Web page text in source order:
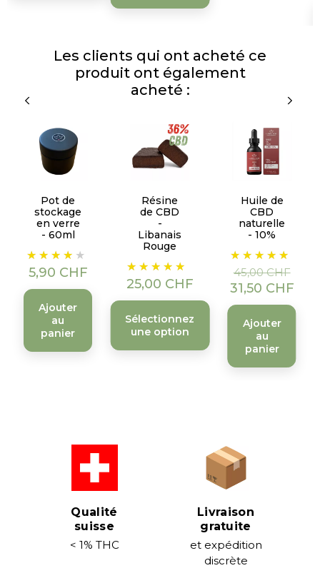
Les clients qui ont acheté ce
produit ont également
acheté :
Pot de
stockage
en verre
- 60ml
Prix
5,90 CHF
Ajouter
au
panier
Résine
de CBD
-
Libanais
Rouge
Prix
25,00 CHF
Sélectionnez
une option
Huile de
CBD
naturelle
- 10%
Prix
de
base
45,00 CHF
Prix
31,50 CHF
Ajouter
au
panier
Qualité
suisse
< 1% THC
Livraison
gratuite
et expédition
discrète